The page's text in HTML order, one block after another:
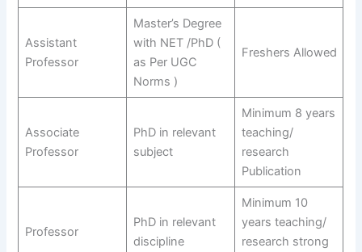
Assistant
Professor
Master’s Degree
with NET /PhD (
as Per UGC
Norms )
Freshers Allowed
Associate
Professor
PhD in relevant
subject
Minimum 8 years
teaching/
research
Publication
Professor
PhD in relevant
discipline
Minimum 10
years teaching/
research strong